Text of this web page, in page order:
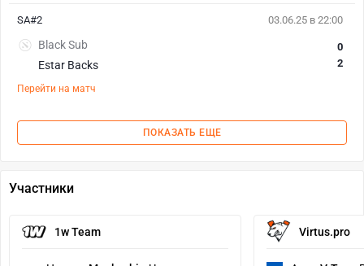
03.06.25 в 22:00
Black Sub
Estar Backs
0
2
Перейти на матч
SA#2
ПОКАЗАТЬ ЕЩЕ
Участники
1w Team Virtus.pro